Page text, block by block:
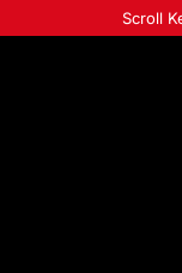
ke
Scroll